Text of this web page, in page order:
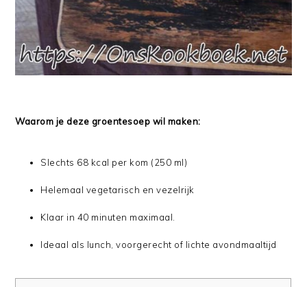
Waarom je deze groentesoep wil maken:
Slechts 68 kcal per kom (250 ml)
Helemaal vegetarisch en vezelrijk
Klaar in 40 minuten maximaal.
Ideaal als lunch, voorgerecht of lichte avondmaaltijd